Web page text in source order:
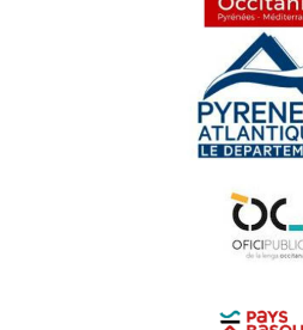
Quan braman los cèrvis
Linguatec - Reportatge
Los circuits bracs en